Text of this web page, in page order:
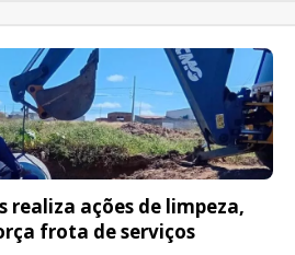
realiza ações de limpeza,
frota de serviços